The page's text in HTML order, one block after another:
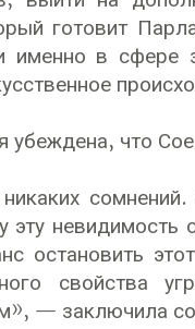
готовит
именно в сфере
убеждена, что
эту невидимость
остановить
свойства
— заключила